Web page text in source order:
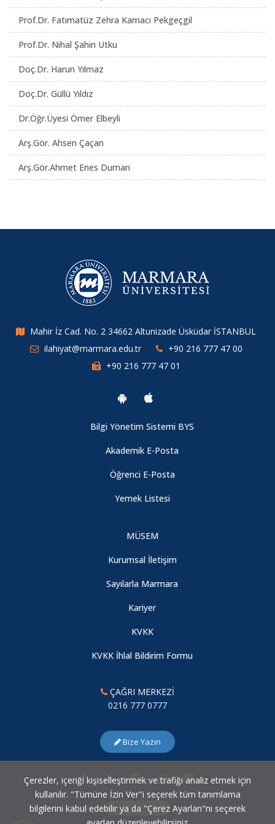
Prof.Dr. Fatımatüz Zehra Kamacı Pekgeçgil
Prof.Dr. Nihal Şahin Utku
Doç.Dr. Harun Yılmaz
Doç.Dr. Güllü Yıldız
Dr.Öğr.Üyesi Ömer Elbeyli
Arş.Gör. Ahsen Çaçan
Arş.Gör.Ahmet Enes Duman
Mahir İz Cad. No. 2 34662 Altunizade Üsküdar İSTANBUL
ilahiyat@marmara.edu.tr
+90 216 777 47 00
+90 216 777 47 01
Bilgi Yönetim Sistemi BYS
Akademik E-Posta
Öğrenci E-Posta
Yemek Listesi
MÜSEM
Kurumsal İletişim
Sayılarla Marmara
Kariyer
KVKK
KVKK İhlal Bildirim Formu
ÇAĞRI MERKEZİ
0216 777 0777
Bize Yazın
Çerez Ayarları
Çerezler, içeriği kişiselleştirmek ve trafiği analiz etmek için
kullanılır. "Tümüne İzin Ver"i seçerek tüm tanımlama
bilgilerini kabul edebilir ya da "Çerez Ayarları"nı seçerek